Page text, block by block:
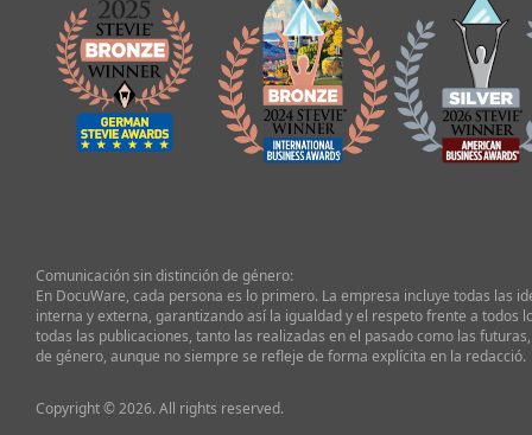
Comunicación sin distinción de género:
En DocuWare, cada persona es lo primero. La empresa incluye todas las
interna y externa, garantizando así la igualdad y el respeto frente a todos
todas las publicaciones, tanto las realizadas en el pasado como las
de género, aunque no siempre se refleje de forma explícita en la redacció.
Copyright © 2026. All rights reserved.